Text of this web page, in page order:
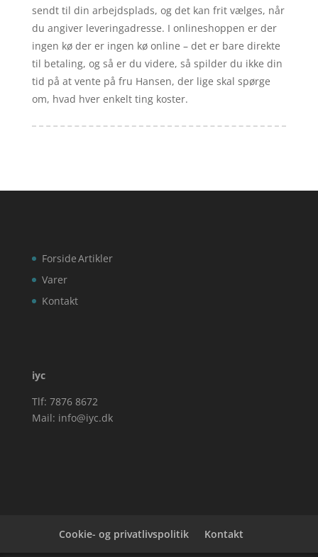
sendt til din arbejdsplads, og det kan frit vælges, når
du angiver leveringadresse. I onlineshoppen er der
ingen kø der er ingen kø online – det er bare direkte
til betaling, og så er du videre, så spilder du ikke din
tid på at vente på fru Hansen, der lige skal spørge
om, hvad hver enkelt ting koster.
Forside
Varer
Kontakt
Artikler
iyc
Tlf: 7876 8672
Mail: info@iyc.dk
Cookie- og privatlivspolitik Kontakt